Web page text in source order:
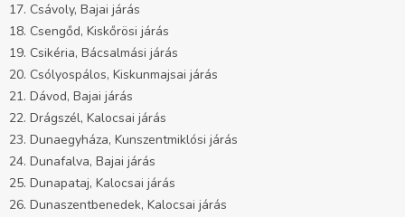
17. Csávoly, Bajai járás
18. Csengőd, Kiskőrösi járás
19. Csikéria, Bácsalmási járás
20. Csólyospálos, Kiskunmajsai járás
21. Dávod, Bajai járás
22. Drágszél, Kalocsai járás
23. Dunaegyháza, Kunszentmiklósi járás
24. Dunafalva, Bajai járás
25. Dunapataj, Kalocsai járás
26. Dunaszentbenedek, Kalocsai járás